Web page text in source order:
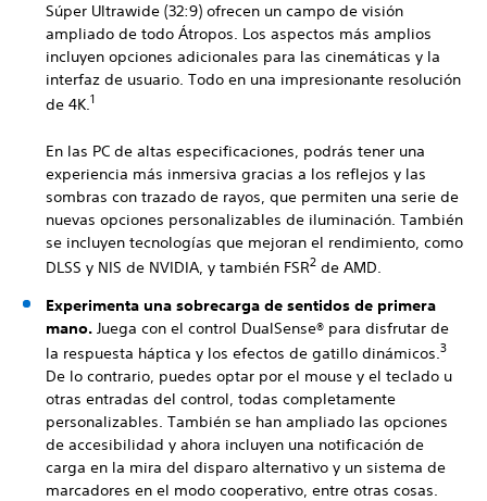
Súper Ultrawide (32:9) ofrecen un campo de visión
ampliado de todo Átropos. Los aspectos más amplios
incluyen opciones adicionales para las cinemáticas y la
interfaz de usuario. Todo en una impresionante resolución
de 4K.1
En las PC de altas especificaciones, podrás tener una
experiencia más inmersiva gracias a los reflejos y las
sombras con trazado de rayos, que permiten una serie de
nuevas opciones personalizables de iluminación. También
se incluyen tecnologías que mejoran el rendimiento, como
DLSS y NIS de NVIDIA, y también FSR2 de AMD.
Experimenta una sobrecarga de sentidos de primera
mano. Juega con el control DualSense® para disfrutar de
la respuesta háptica y los efectos de gatillo dinámicos.3
De lo contrario, puedes optar por el mouse y el teclado u
otras entradas del control, todas completamente
personalizables. También se han ampliado las opciones
de accesibilidad y ahora incluyen una notificación de
carga en la mira del disparo alternativo y un sistema de
marcadores en el modo cooperativo, entre otras cosas.